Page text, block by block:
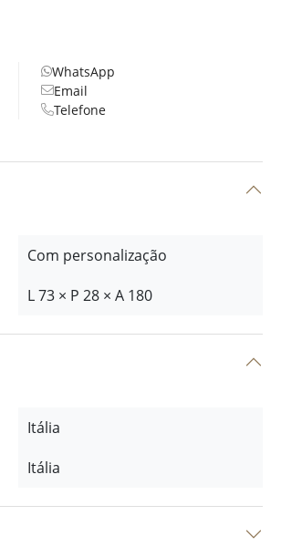
WhatsApp
Email
Telefone
Com personalização
L 73 × P 28 × A 180
Itália
Itália